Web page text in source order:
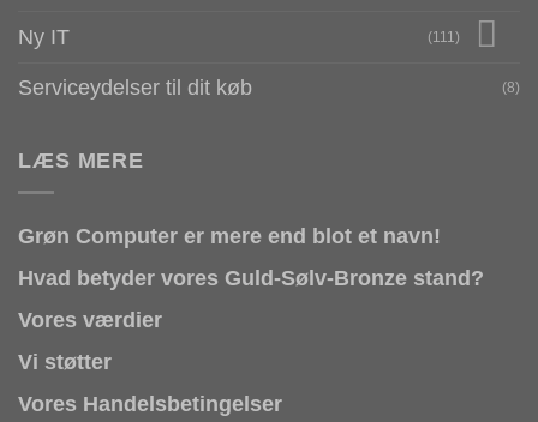
Ny IT (111)
Serviceydelser til dit køb (8)
LÆS MERE
Grøn Computer er mere end blot et navn!
Hvad betyder vores Guld-Sølv-Bronze stand?
Vores værdier
Vi støtter
Vores Handelsbetingelser